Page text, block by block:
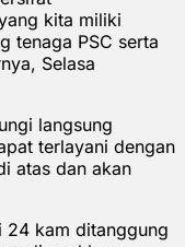
kita miliki
tenaga PSC serta
Selasa
langsung
terlayani dengan
atas dan akan
24 kam ditanggung